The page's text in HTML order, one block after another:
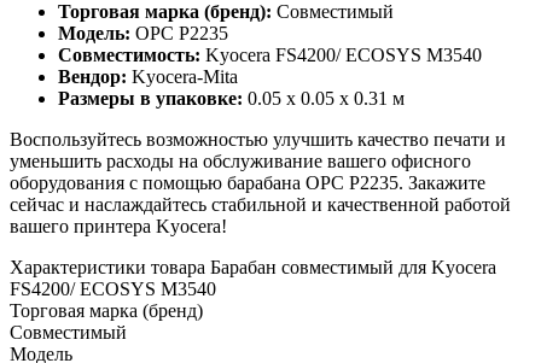
Торговая марка (бренд): Совместимый
Модель: OPC P2235
Совместимость: Kyocera FS4200/ ECOSYS M3540
Вендор: Kyocera-Mita
Размеры в упаковке: 0.05 x 0.05 x 0.31 м
Воспользуйтесь возможностью улучшить качество печати и
уменьшить расходы на обслуживание вашего офисного
оборудования с помощью барабана OPC P2235. Закажите
сейчас и наслаждайтесь стабильной и качественной работой
вашего принтера Kyocera!
Характеристики товара Барабан совместимый для Kyocera
FS4200/ ECOSYS M3540
Торговая марка (бренд)
Совместимый
Модель